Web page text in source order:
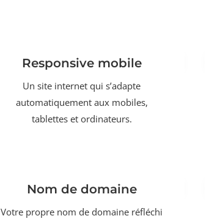
Responsive mobile
Un site internet qui s’adapte
automatiquement aux mobiles,
tablettes et ordinateurs.
Nom de domaine
Votre propre nom de domaine réfléchi